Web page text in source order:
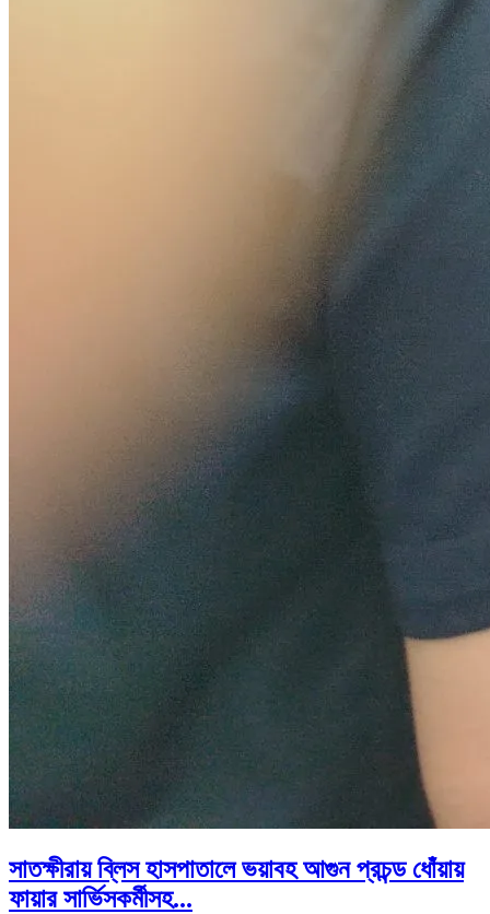
সাতক্ষীরায় ব্লিস হাসপাতালে ভয়াবহ আগুন প্রচন্ড ধোঁয়ায়
ফায়ার সার্ভিসকর্মীসহ...